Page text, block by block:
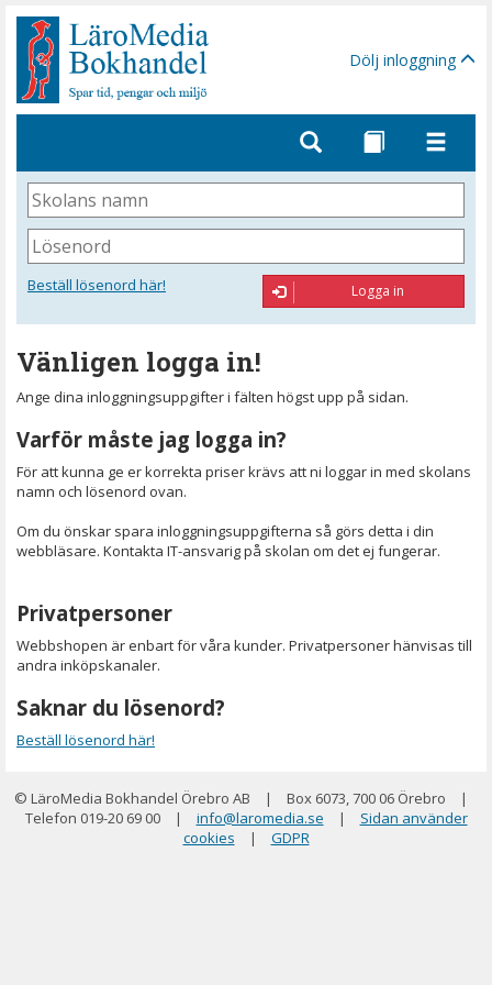
Gå
sidinnehåll
Dölj inloggning
Skolans
namn
Lösenord
Beställ lösenord här! Logga in
Vänligen logga in!
Ange dina inloggningsuppgifter i fälten högst upp på sidan.
Varför måste jag logga in?
För att kunna ge er korrekta priser krävs att ni loggar in med skolans
namn och lösenord ovan.
Om du önskar spara inloggningsuppgifterna så görs detta i din
webbläsare. Kontakta IT-ansvarig på skolan om det ej fungerar.
Privatpersoner
Webbshopen är enbart för våra kunder. Privatpersoner hänvisas till
andra inköpskanaler.
Saknar du lösenord?
Beställ lösenord här!
© LäroMedia Bokhandel Örebro AB | Box 6073, 700 06 Örebro
|
Telefon 019-20 69 00
| info@laromedia.se |
Sidan använder
cookies
| GDPR